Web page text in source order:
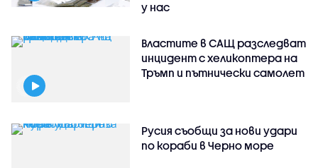
у нас
Властите в САЩ разследват
инцидент с хеликоптера на
Тръмп и пътнически самолет
Русия съобщи за нови удари
по кораби в Черно море